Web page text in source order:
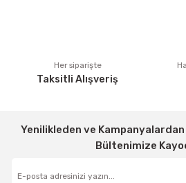
Her siparişte
Taksitli Alışveriş
Yenilikleden ve
Bültenimize